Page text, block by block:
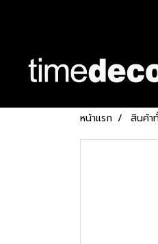
หน้าแรก สินค้า